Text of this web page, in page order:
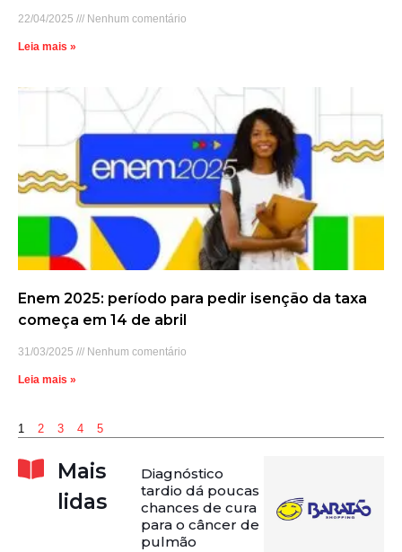
22/04/2025 Nenhum comentário
Leia mais »
Enem 2025: período para pedir isenção da taxa
começa em 14 de abril
31/03/2025 Nenhum comentário
Leia mais »
1 2 3 4 5
Mais
lidas
Diagnóstico
tardio dá poucas
chances de cura
para o câncer de
pulmão